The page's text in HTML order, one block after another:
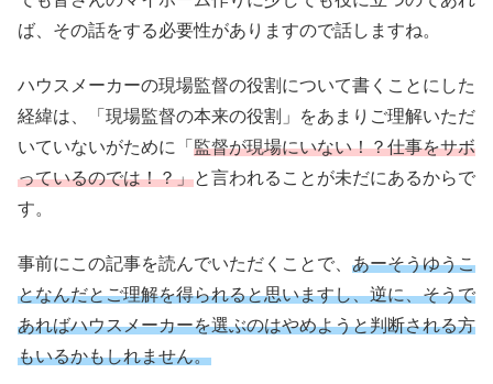
ば、その話をする必要性がありますので話しますね。
ハウスメーカーの現場監督の役割について書くことにした
経緯は、「現場監督の本来の役割」をあまりご理解いただ
いていないがために「 監督が現場にいない！？仕事をサボ
っているのでは！？」と言われることが未だにあるからで
す。
事前にこの記事を読んでいただくことで、 あーそうゆうこ
となんだとご理解を得られると思いますし、逆に、そうで
あればハウスメーカーを選ぶのはやめようと判断される方
もいるかもしれません。